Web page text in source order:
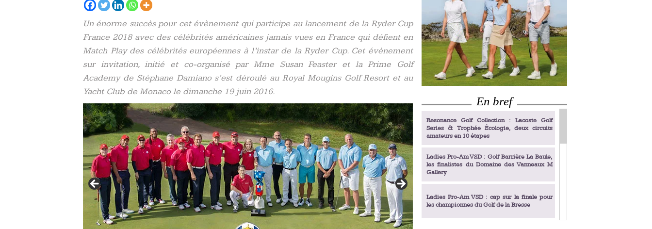
Un énorme succès pour cet évènement qui participe au lancement de la Ryder Cup
France 2018 avec des célébrités américaines jamais vues en France qui défient en
Match Play des célébrités européennes à l’instar de la Ryder Cup. Cet évènement
sur invitation, initié et co-organisé par Mme Susan Feaster et la Prime Golf
Academy de Stéphane Damiano s’est déroulé au Royal Mougins Golf Resort et au
Yacht Club de Monaco le dimanche 19 juin 2016.
En bref
Resonance Golf Collection : Lacoste Golf
Series & Trophée Écologie, deux circuits
amateurs en 10 étapes
Ladies Pro-Am VSD : Golf Barrière La Baule,
les finalistes du Domaine des Vanneaux M
Gallery
Ladies Pro-Am VSD : cap sur la finale pour
les championnes du Golf de la Bresse